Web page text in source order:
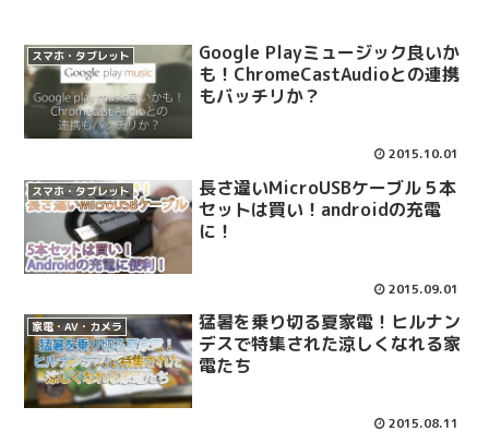
スマホ・タブレット
Google Playミュージック良いか
も！ChromeCastAudioとの連携
もバッチリか？
2015.10.01
スマホ・タブレット
長さ違いMicroUSBケーブル５本
セットは買い！androidの充電
に！
2015.09.01
家電・AV・カメラ
猛暑を乗り切る夏家電！ヒルナン
デスで特集された涼しくなれる家
電たち
2015.08.11